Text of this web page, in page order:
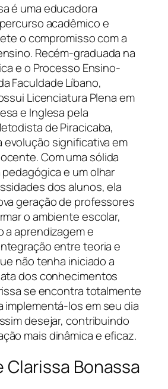
é uma educadora
acadêmico e
o compromisso com a
Recém-graduada na
e o Processo Ensino-
Faculdade Líbano,
Licenciatura Plena em
e Inglesa pela
de Piracicaba,
evolução significativa em
Com uma sólida
e um olhar
dos alunos, ela
geração de professores
o ambiente escolar,
a aprendizagem e
entre teoria e
não tenha iniciado a
dos conhecimentos
se encontra totalmente
implementá-los em seu dia
desejar, contribuindo
mais dinâmica e eficaz.
Clarissa Bonassa